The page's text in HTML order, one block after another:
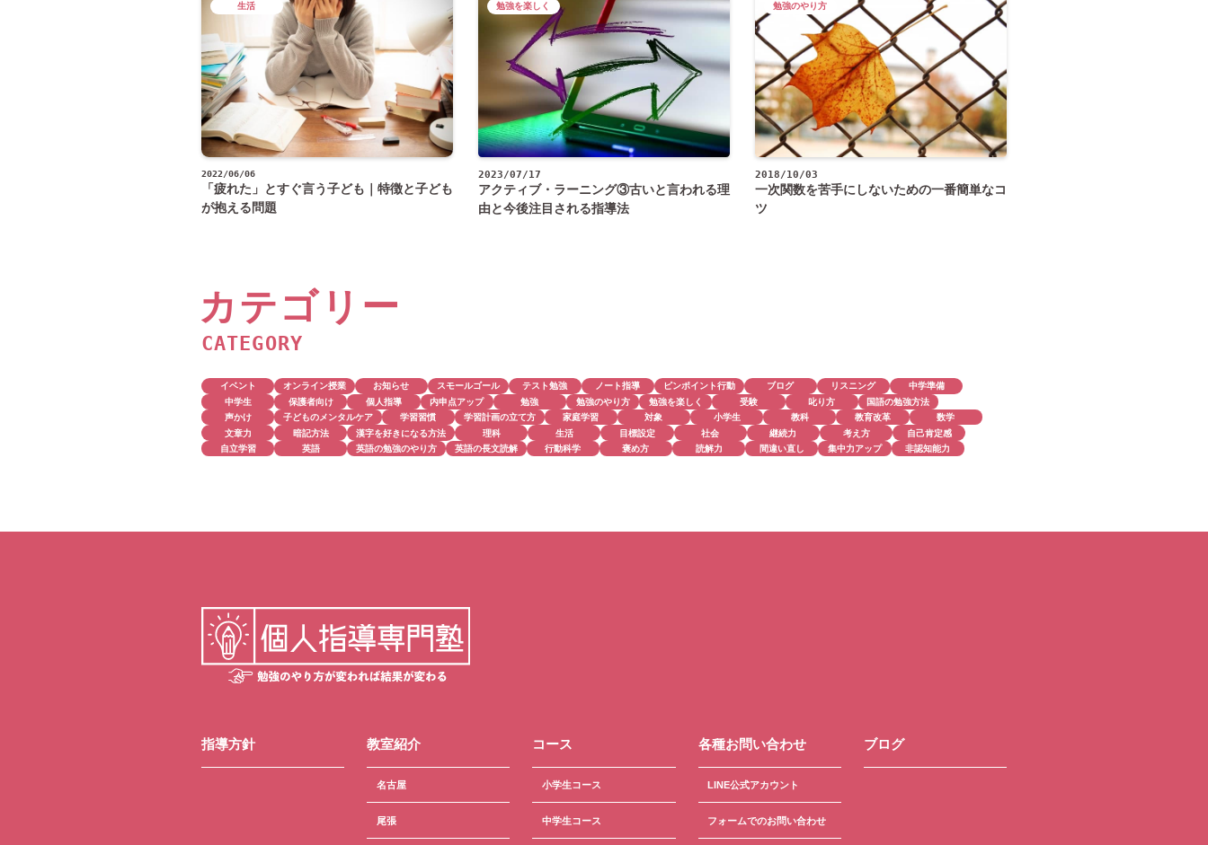
2022/06/06
「疲れた」とすぐ言う子ども｜特徴と子ども
が抱える問題
生活
2023/07/17
アクティブ・ラーニング③古いと言われる理
由と今後注目される指導法
勉強を楽しく
2018/10/03
一次関数を苦手にしないための一番簡単なコ
ツ
勉強のやり方
カテゴリー
CATEGORY
イベント オンライン授業 お知らせ スモールゴール テスト勉強 ノート指導 ピンポイント行動 ブログ リスニング
中学準備
中学生
保護者向け 個人指導 内申点アップ 勉強 勉強のやり方 勉強を楽しく 受験 叱り方
国語の勉強方法
声かけ
子どものメンタルケア 学習習慣 学習計画の立て方 家庭学習 対象 小学生 教科 教育改革
数学
文章力
暗記方法 漢字を好きになる方法 理科 生活 目標設定 社会 継続力 考え方
自己肯定感
自立学習
英語 英語の勉強のやり方 英語の長文読解 行動科学 褒め方 読解力 間違い直し 集中力アップ 非認知能力
指導方針 教室紹介
名古屋
尾張
コース
小学生コース
中学生コース
各種お問い合わせ
LINE公式アカウント
フォームでのお問い合わせ
ブログ